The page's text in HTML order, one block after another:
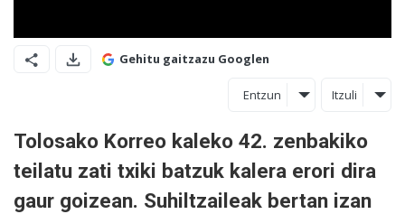
Gehitu gaitzazu Googlen
Entzun Itzuli
Tolosako Korreo kaleko 42. zenbakiko
teilatu zati txiki batzuk kalera erori dira
gaur goizean. Suhiltzaileak bertan izan